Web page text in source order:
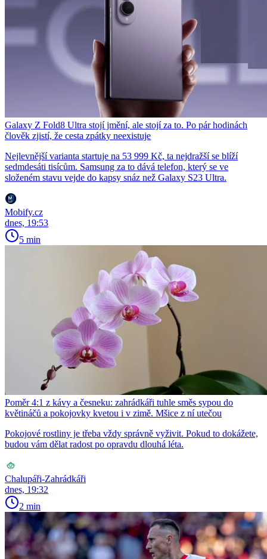
Galaxy Z Fold8 Ultra stojí jmění, ale stojí za to. Po pár hodinách
člověk zjistí, že cesta zpátky neexistuje
Nejlevnější varianta startuje na 53 999 Kč, ta nejdražší se blíží
sedmdesáti tisícům. Samsung za to dává telefon, který se ve
složeném stavu vejde do kapsy snáz než Galaxy S23 Ultra.
Mobify.cz
dnes, 19:53
5 min
Poměr 4:1 z kávy a česneku: zahrádkáři tuhle směs sypou do
květináčů a pokojovky kvetou i v zimě. Mšice z ní utečou
Pokojové rostliny je třeba vždy správně vyživit. Pokud to dokážete,
budou vám dělat radost po opravdu dlouhá léta.
Chalupáři-Zahrádkáři
dnes, 19:32
2 min